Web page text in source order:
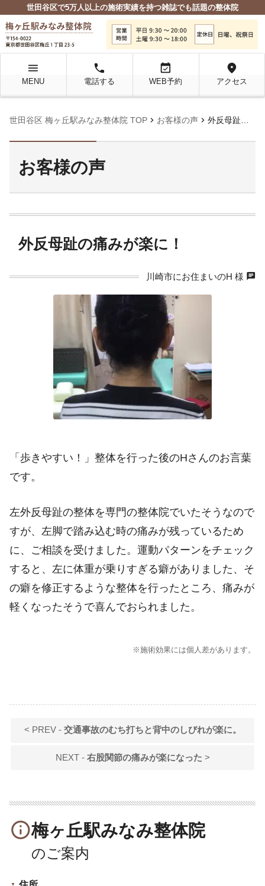
世田谷区で5万人以上の施術実績を持つ雑誌でも話題の整体院
menu
MENU
local_phone
電話する
event_available
WEB予約
location_on
アクセス
世田谷区 梅ヶ丘駅みなみ整体院 TOP chevron_right お客様の声 chevron_right 外反母趾の痛みが楽に！
お客様の声
外反母趾の痛みが楽に！
川崎市にお住まいのH 様 chat
「歩きやすい！」整体を行った後のHさんのお言葉
です。
左外反母趾の整体を専門の整体院でいたそうなので
すが、左脚で踏み込む時の痛みが残っているため
に、ご相談を受けました。運動パターンをチェック
すると、左に体重が乗りすぎる癖がありました、そ
の癖を修正するような整体を行ったところ、痛みが
軽くなったそうで喜んでおられました。
※施術効果には個人差があります。
< PREV - 交通事故のむち打ちと背中のしびれが楽に。
NEXT - 右股関節の痛みが楽になった >
info_outline梅ヶ丘駅みなみ整体院